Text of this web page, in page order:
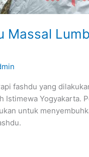
Massal
fashdu yang
Istimewa Yogyakarta.
untuk